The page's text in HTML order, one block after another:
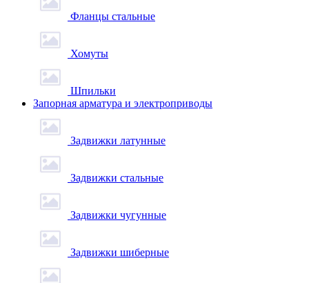
Фланцы стальные
Хомуты
Шпильки
Запорная арматура и электроприводы
Задвижки латунные
Задвижки стальные
Задвижки чугунные
Задвижки шиберные